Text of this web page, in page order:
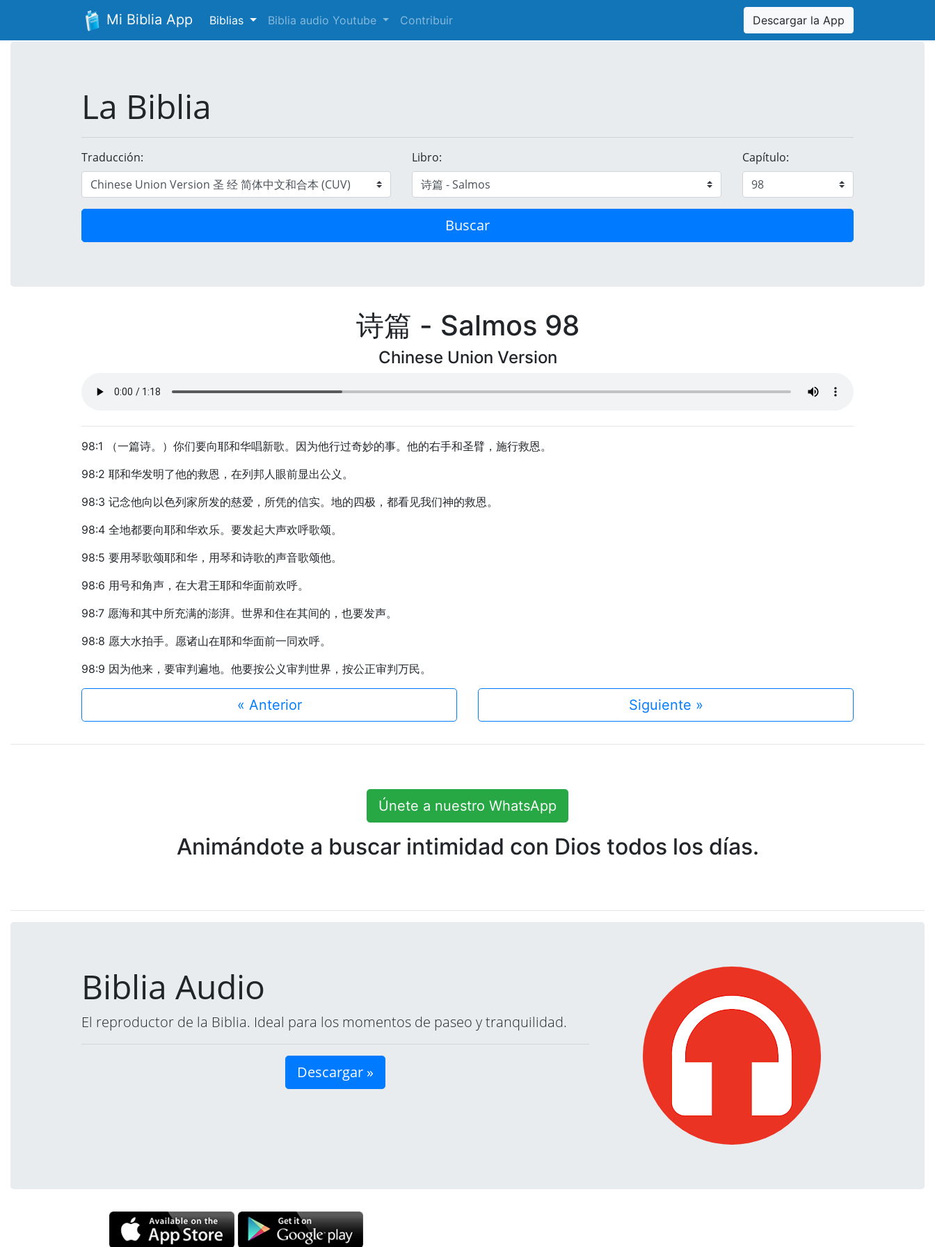
Mi Biblia App Biblias Biblia audio Youtube Contribuir Descargar la App
La Biblia
Traducción: Libro: Capítulo:
Buscar
诗篇 - Salmos 98
Chinese Union Version
98:1 （一篇诗。）你们要向耶和华唱新歌。因为他行过奇妙的事。他的右手和圣臂，施行救恩。
98:2 耶和华发明了他的救恩，在列邦人眼前显出公义。
98:3 记念他向以色列家所发的慈爱，所凭的信实。地的四极，都看见我们神的救恩。
98:4 全地都要向耶和华欢乐。要发起大声欢呼歌颂。
98:5 要用琴歌颂耶和华，用琴和诗歌的声音歌颂他。
98:6 用号和角声，在大君王耶和华面前欢呼。
98:7 愿海和其中所充满的澎湃。世界和住在其间的，也要发声。
98:8 愿大水拍手。愿诸山在耶和华面前一同欢呼。
98:9 因为他来，要审判遍地。他要按公义审判世界，按公正审判万民。
« Anterior Siguiente »
Únete a nuestro WhatsApp
Animándote a buscar intimidad con Dios todos los días.
Biblia Audio
El reproductor de la Biblia. Ideal para los momentos de paseo y tranquilidad.
Descargar »